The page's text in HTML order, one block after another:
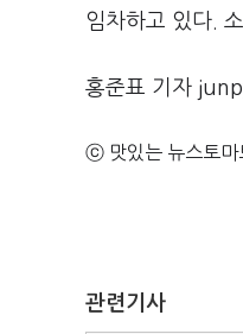
임차하고 있다.
홍준표 기자
ⓒ 맛있는 뉴스토마
관련기사